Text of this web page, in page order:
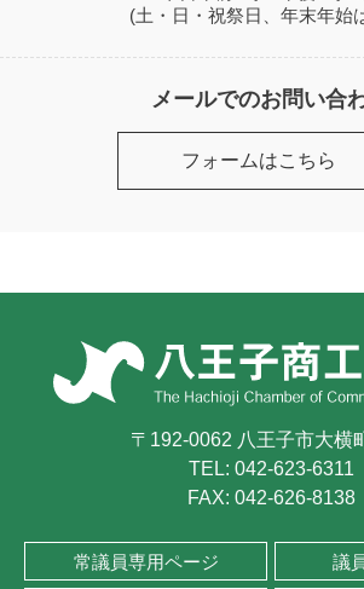
(土・日・祝祭日、年末年始
メールでのお問い合
フォームはこちら
〒192-0062 八王子市大横
TEL: 042-623-6311
FAX: 042-626-8138
常議員専用ページ 議